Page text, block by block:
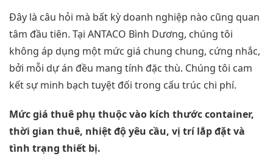
Đây là câu hỏi mà bất kỳ doanh nghiệp nào cũng quan
tâm đầu tiên. Tại ANTACO Bình Dương, chúng tôi
không áp dụng một mức giá chung chung, cứng nhắc,
bởi mỗi dự án đều mang tính đặc thù. Chúng tôi cam
kết sự minh bạch tuyệt đối trong cấu trúc chi phí.
Mức giá thuê phụ thuộc vào kích thước container,
thời gian thuê, nhiệt độ yêu cầu, vị trí lắp đặt và
tình trạng thiết bị.